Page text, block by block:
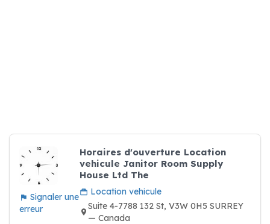
Signaler une
erreur
Horaires d'ouverture Location
vehicule Janitor Room Supply
House Ltd The
Location vehicule
Suite 4-7788 132 St, V3W 0H5 SURREY
— Canada